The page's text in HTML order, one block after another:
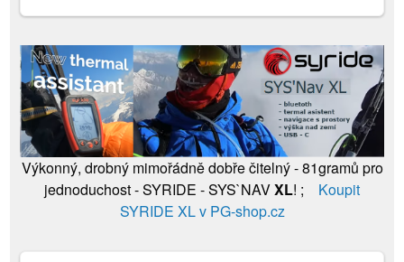
Výkonný, drobný mimořádně dobře čitelný - 81gramů pro
jednoduchost - SYRIDE - SYS`NAVXL! ;
Koupit
SYRIDE XL v PG-shop.cz